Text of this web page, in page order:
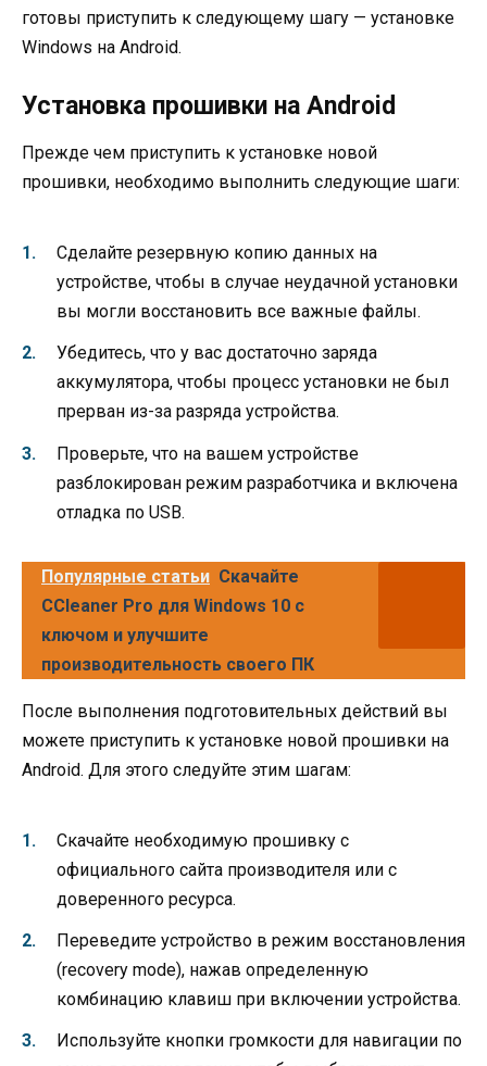
готовы приступить к следующему шагу — установке
Windows на Android.
Установка прошивки на Android
Прежде чем приступить к установке новой
прошивки, необходимо выполнить следующие шаги:
Сделайте резервную копию данных на
устройстве, чтобы в случае неудачной установки
вы могли восстановить все важные файлы.
Убедитесь, что у вас достаточно заряда
аккумулятора, чтобы процесс установки не был
прерван из-за разряда устройства.
Проверьте, что на вашем устройстве
разблокирован режим разработчика и включена
отладка по USB.
Популярные статьи Скачайте
CCleaner Pro для Windows 10 с
ключом и улучшите
производительность своего ПК
После выполнения подготовительных действий вы
можете приступить к установке новой прошивки на
Android. Для этого следуйте этим шагам:
Скачайте необходимую прошивку с
официального сайта производителя или с
доверенного ресурса.
Переведите устройство в режим восстановления
(recovery mode), нажав определенную
комбинацию клавиш при включении устройства.
Используйте кнопки громкости для навигации по